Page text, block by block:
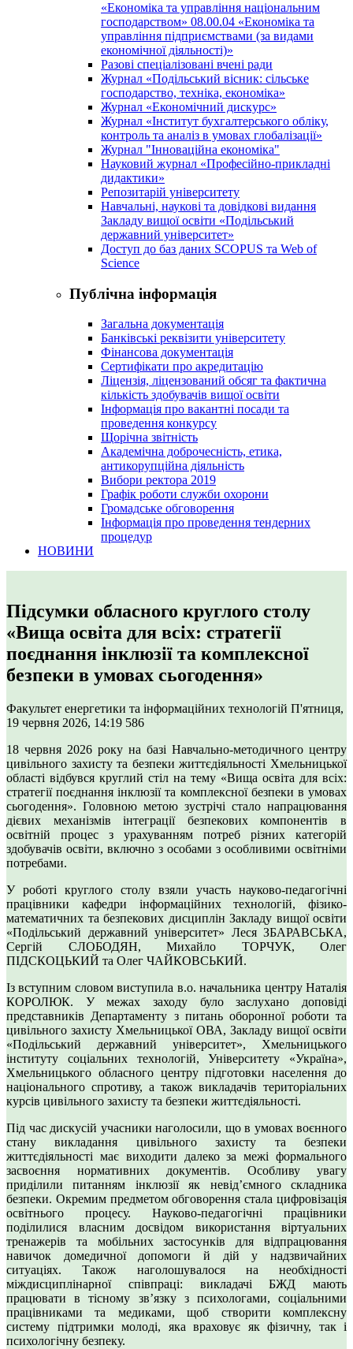
«Економіка та управління національним
господарством» 08.00.04 «Економіка та
управління підприємствами (за видами
економічної діяльності)»
Разові спеціалізовані вчені ради
Журнал «Подільський вісник: сільське
господарство, техніка, економіка»
Журнал «Економічний дискурс»
Журнал «Інститут бухгалтерського обліку,
контроль та аналіз в умовах глобалізації»
Журнал "Інноваційна економіка"
Науковий журнал «Професійно-прикладні
дидактики»
Репозитарій університету
Навчальні, наукові та довідкові видання
Закладу вищої освіти «Подільський
державний університет»
Доступ до баз даних SCOPUS та Web of
Science
Публічна інформація
Загальна документація
Банківські реквізити університету
Фінансова документація
Сертифікати про акредитацію
Ліцензія, ліцензований обсяг та фактична
кількість здобувачів вищої освіти
Інформація про вакантні посади та
проведення конкурсу
Щорічна звітність
Академічна доброчесність, етика,
антикорупційна діяльність
Вибори ректора 2019
Графік роботи служби охорони
Громадське обговорення
Інформація про проведення тендерних
процедур
НОВИНИ
Підсумки обласного круглого столу
«Вища освіта для всіх: стратегії
поєднання інклюзії та комплексної
безпеки в умовах сьогодення»
Факультет енергетики та інформаційних технологій П'ятниця,
19 червня 2026, 14:19 586
18 червня 2026 року на базі Навчально-методичного центру
цивільного захисту та безпеки життєдіяльності Хмельницької
області відбувся круглий стіл на тему «Вища освіта для всіх:
стратегії поєднання інклюзії та комплексної безпеки в умовах
сьогодення». Головною метою зустрічі стало напрацювання
дієвих механізмів інтеграції безпекових компонентів в
освітній процес з урахуванням потреб різних категорій
здобувачів освіти, включно з особами з особливими освітніми
потребами.
У роботі круглого столу взяли участь науково-педагогічні
працівники кафедри інформаційних технологій, фізико-
математичних та безпекових дисциплін Закладу вищої освіти
«Подільський державний університет» Леся ЗБАРАВСЬКА,
Сергій СЛОБОДЯН, Михайло ТОРЧУК, Олег
ПІДСКОЦЬКИЙ та Олег ЧАЙКОВСЬКИЙ.
Із вступним словом виступила в.о. начальника центру Наталія
КОРОЛЮК. У межах заходу було заслухано доповіді
представників Департаменту з питань оборонної роботи та
цивільного захисту Хмельницької ОВА, Закладу вищої освіти
«Подільський державний університет», Хмельницького
інституту соціальних технологій, Університету «Україна»,
Хмельницького обласного центру підготовки населення до
національного спротиву, а також викладачів територіальних
курсів цивільного захисту та безпеки життєдіяльності.
Під час дискусій учасники наголосили, що в умовах воєнного
стану викладання цивільного захисту та безпеки
життєдіяльності має виходити далеко за межі формального
засвоєння нормативних документів. Особливу увагу
приділили питанням інклюзії як невід’ємного складника
безпеки. Окремим предметом обговорення стала цифровізація
освітнього процесу. Науково-педагогічні працівники
поділилися власним досвідом використання віртуальних
тренажерів та мобільних застосунків для відпрацювання
навичок домедичної допомоги й дій у надзвичайних
ситуаціях. Також наголошувалося на необхідності
міждисциплінарної співпраці: викладачі БЖД мають
працювати в тісному зв’язку з психологами, соціальними
працівниками та медиками, щоб створити комплексну
систему підтримки молоді, яка враховує як фізичну, так і
психологічну безпеку.